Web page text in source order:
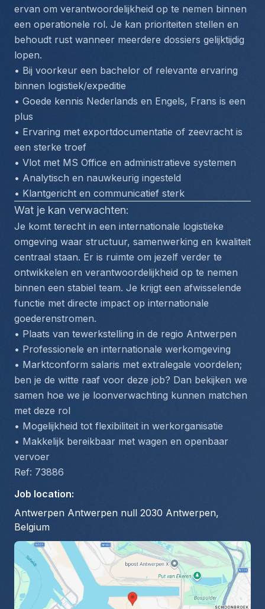
ervan om verantwoordelijkheid op te nemen binnen
een operationele rol. Je kan prioriteiten stellen en
behoudt rust wanneer meerdere dossiers gelijktijdig
lopen.
• Bij voorkeur een bachelor of relevante ervaring
binnen logistiek/expeditie
• Goede kennis Nederlands en Engels, Frans is een
plus
• Ervaring met exportdocumentatie of zeevracht is
een sterke troef
• Vlot met MS Office en administratieve systemen
• Analytisch en nauwkeurig ingesteld
• Klantgericht en communicatief sterk
Wat je kan verwachten:
Je komt terecht in een internationale logistieke
omgeving waar structuur, samenwerking en kwaliteit
centraal staan. Er is ruimte om jezelf verder te
ontwikkelen en verantwoordelijkheid op te nemen
binnen een stabiel team. Je krijgt een afwisselende
functie met directe impact op internationale
goederenstromen.
• Plaats van tewerkstelling in de regio Antwerpen
• Professionele en internationale werkomgeving
• Marktconform salaris met extralegale voordelen;
ben je de witte raaf voor deze job? Dan bekijken we
samen hoe we je loonverwachting kunnen matchen
met deze rol
• Mogelijkheid tot flexibiliteit in werkorganisatie
• Makkelijk bereikbaar met wagen en openbaar
vervoer
Ref: 73886
Job location:
Antwerpen Antwerpen null 2030 Antwerpen,
Belgium